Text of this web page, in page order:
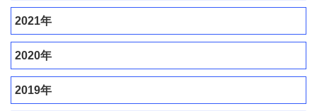
2021年
2020年
2019年